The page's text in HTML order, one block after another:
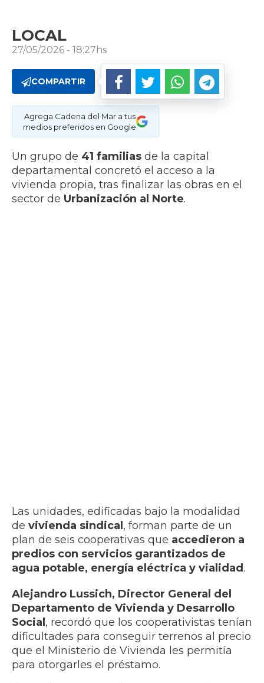
LOCAL
27/05/2026 - 18:27hs
COMPARTIR
Agrega Cadena del Mar a tus
medios preferidos en Google
Un grupo de 41 familias de la capital
departamental concretó el acceso a la
vivienda propia, tras finalizar las obras en el
sector de Urbanización al Norte.
Las unidades, edificadas bajo la modalidad
de vivienda sindical, forman parte de un
plan de seis cooperativas que accedieron a
predios con servicios garantizados de
agua potable, energía eléctrica y vialidad.
Alejandro Lussich, Director General del
Departamento de Vivienda y Desarrollo
Social, recordó que los cooperativistas tenían
dificultades para conseguir terrenos al precio
que el Ministerio de Vivienda les permitía
para otorgarles el préstamo.